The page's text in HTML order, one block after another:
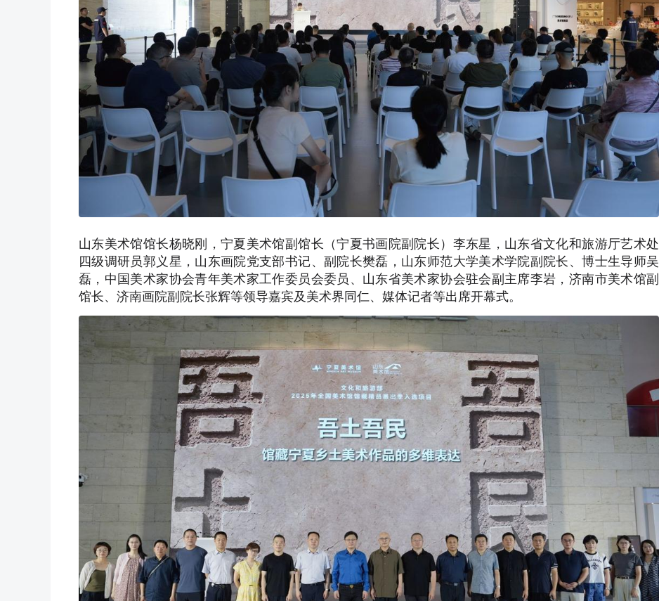
山东美术馆馆长杨晓刚，宁夏美术馆副馆长（宁夏书画院副院长）李东星，山东省文化和旅游厅艺术处
四级调研员郭义星，山东画院党支部书记、副院长樊磊，山东师范大学美术学院副院长、博士生导师吴
磊，中国美术家协会青年美术家工作委员会委员、山东省美术家协会驻会副主席李岩，济南市美术馆副
馆长、济南画院副院长张辉等领导嘉宾及美术界同仁、媒体记者等出席开幕式。